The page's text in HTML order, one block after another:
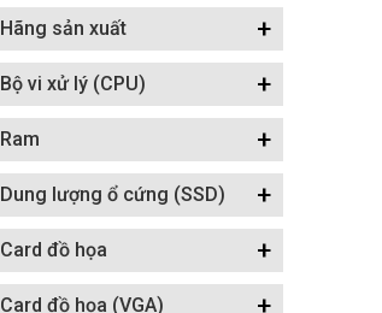
Hãng sản xuất +
Bộ vi xử lý (CPU) +
Ram +
Dung lượng ổ cứng (SSD) +
Card đồ họa +
Card đồ họa (VGA) +